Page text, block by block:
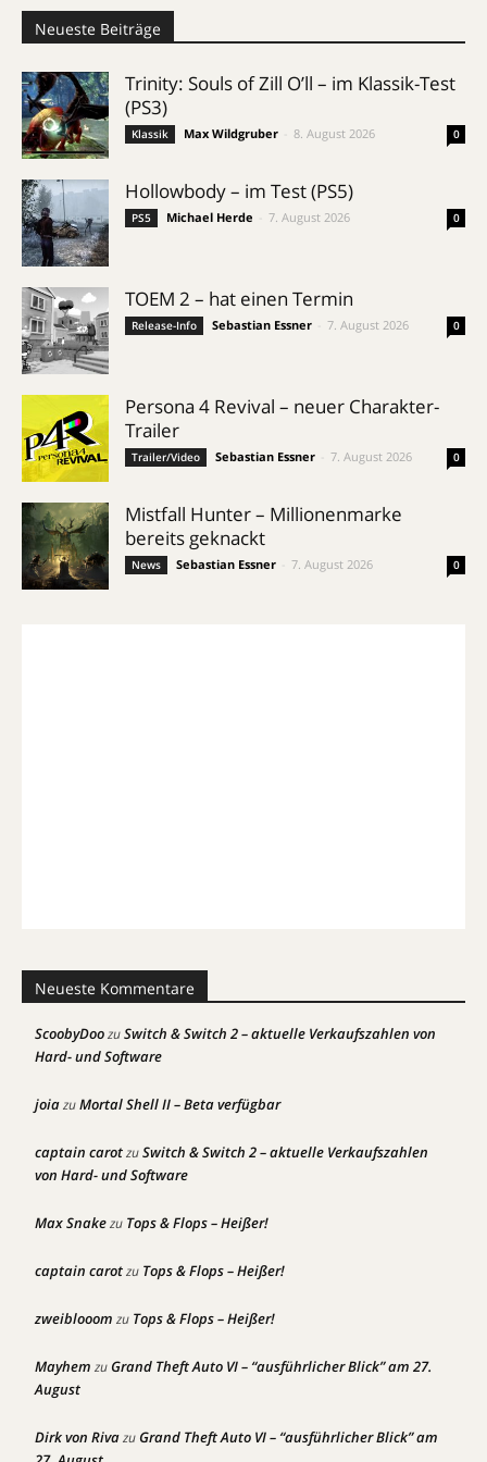
Neueste Beiträge
Trinity: Souls of Zill O’ll – im Klassik-Test
(PS3)
Klassik Max Wildgruber 8. August 2026 0
Hollowbody – im Test (PS5)
PS5 Michael Herde 7. August 2026 0
TOEM 2 – hat einen Termin
Release-Info Sebastian Essner 7. August 2026 0
Persona 4 Revival – neuer Charakter-
Trailer
Trailer/Video Sebastian Essner 7. August 2026 0
Mistfall Hunter – Millionenmarke
bereits geknackt
News Sebastian Essner 7. August 2026 0
Neueste Kommentare
ScoobyDoozuSwitch & Switch 2 – aktuelle Verkaufszahlen von
Hard- und Software
joiazuMortal Shell II – Beta verfügbar
captain carotzuSwitch & Switch 2 – aktuelle Verkaufszahlen
von Hard- und Software
Max Snakezu Tops & Flops – Heißer!
captain carotzu Tops & Flops – Heißer!
zweiblooom zu Tops & Flops – Heißer!
Mayhem zuGrand Theft Auto VI – “ausführlicher Blick” am 27.
August
Dirk von RivazuGrand Theft Auto VI – “ausführlicher Blick” am